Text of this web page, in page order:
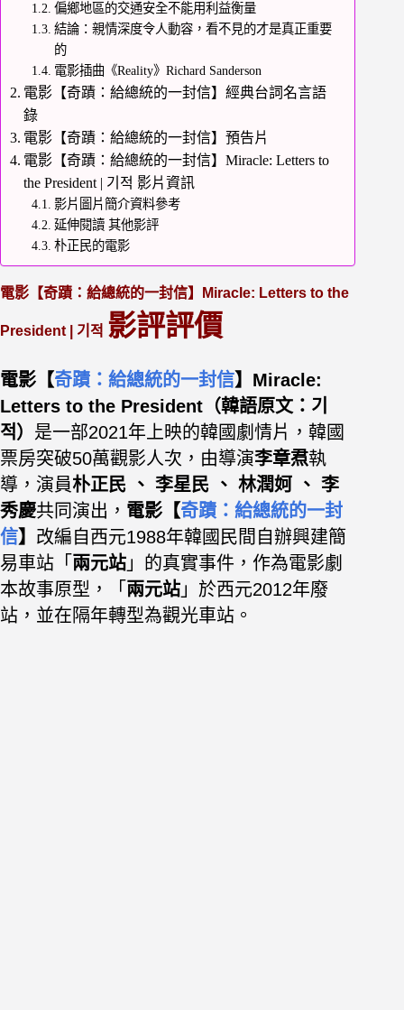
偏鄉地區的交通安全不能用利益衡量
結論：親情深度令人動容，看不見的才是真正重要
的
電影插曲《Reality》Richard Sanderson
電影【奇蹟：給總統的一封信】經典台詞名言語
錄
電影【奇蹟：給總統的一封信】預告片
電影【奇蹟：給總統的一封信】Miracle: Letters to
the President | 기적 影片資訊
影片圖片簡介資料參考
延伸閱讀 其他影評
朴正民的電影
電影【奇蹟：給總統的一封信】Miracle: Letters to the
President | 기적 影評評價
電影【奇蹟：給總統的一封信】Miracle:
Letters to the President（韓語原文： 기
적） 是一部2021年上映的韓國劇情片，韓國
票房突破50萬觀影人次， 由導演李章焄執
導，演員朴正民 、 李星民 、 林潤妸 、 李
秀慶共同演出， 電影【奇蹟：給總統的一封
信】 改編自西元1988年韓國民間自辦興建簡
易車站「 兩元站 」的真實事件，作為電影劇
本故事原型，「 兩元站 」於西元2012年廢
站，並在隔年轉型為觀光車站。